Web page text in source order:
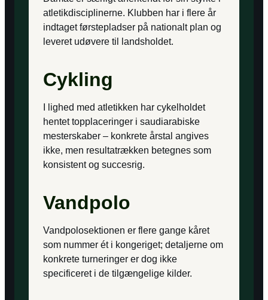
atletikdisciplinerne. Klubben har i flere år
indtaget førstepladser på nationalt plan og
leveret udøvere til landsholdet.
Cykling
I lighed med atletikken har cykelholdet
hentet topplaceringer i saudiarabiske
mesterskaber – konkrete årstal angives
ikke, men resultatrækken betegnes som
konsistent og succesrig.
Vandpolo
Vandpolosektionen er flere gange kåret
som nummer ét i kongeriget; detaljerne om
konkrete turneringer er dog ikke
specificeret i de tilgængelige kilder.